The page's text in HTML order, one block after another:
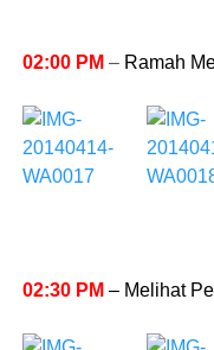
02:00 PM – Ramah
02:30 PM – Melihat